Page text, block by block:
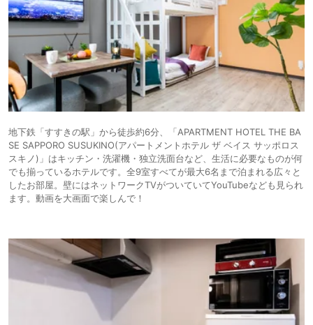
地下鉄「すすきの駅」から徒歩約6分、「APARTMENT HOTEL THE BA
SE SAPPORO SUSUKINO(アパートメントホテル ザ ベイス サッポロス
スキノ)」はキッチン・洗濯機・独立洗面台など、生活に必要なものが何
でも揃っているホテルです。全9室すべてが最大6名まで泊まれる広々と
したお部屋。壁にはネットワークTVがついていてYouTubeなども見られ
ます。動画を大画面で楽しんで！